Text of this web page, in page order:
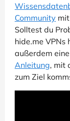
Community
Solltest du
hide.me VPNs
außerdem
Anleitung, mit
zum Ziel